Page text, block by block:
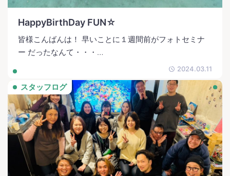
HappyBirthDay FUN☆
皆様こんばんは！ 早いことに１週間前がフォトセミナ
ー だったなんて・・・…
2024.03.11
スタッフログ